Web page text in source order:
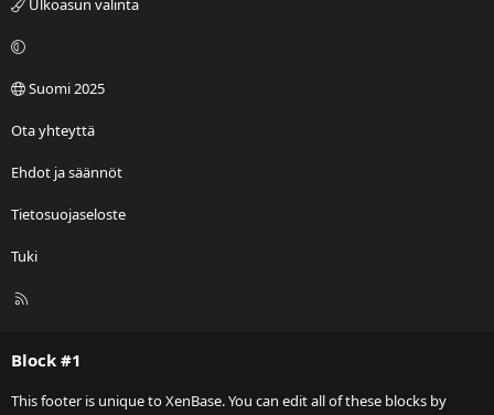
Ulkoasun valinta
Suomi 2025
Ota yhteyttä
Ehdot ja säännöt
Tietosuojaseloste
Tuki
R
Block #1
This footer is unique to XenBase. You can edit all of these blocks by